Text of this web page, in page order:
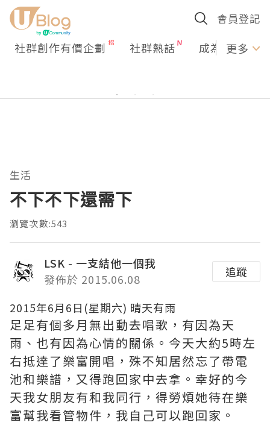
會員登記
社群創作有價企劃 社群熱話 成為U更多
生活
不下不下還需下
瀏覽次數:543
LSK - 一支結他一個我
發佈於 2015.06.08
追蹤
2015年6月6日(星期六) 晴天有雨
足足有個多月無出動去唱歌，有因為天
雨、也有因為心情的關係。今天大約5時左
右抵達了樂富開唱，殊不知居然忘了帶電
池和樂譜，又得跑回家中去拿。幸好的今
天我女朋友有和我同行，得勞煩她待在樂
富幫我看管物件，我自己可以跑回家。